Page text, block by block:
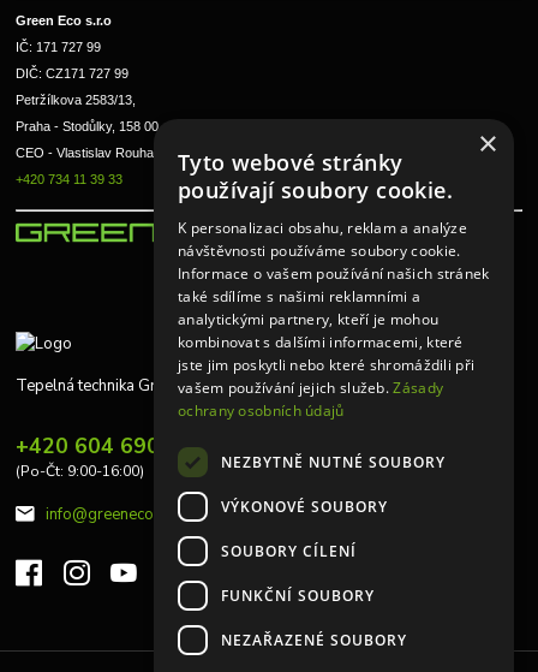
Green Eco s.r.o
IČ: 171 727 99
DIČ: CZ171 727 99
Petržílkova 2583/13,
Praha - Stodůlky, 158 00
CEO - Vlastislav Rouha ml.
+420 734 11 39 33
Tepelná technika Greeneco
+420 604 690 848
(Po-Čt: 9:00-16:00)
info@greeneco.cz
×
Tyto webové stránky
používají soubory cookie.
K personalizaci obsahu, reklam a analýze
návštěvnosti používáme soubory cookie.
Informace o vašem používání našich stránek
také sdílíme s našimi reklamními a
analytickými partnery, kteří je mohou
kombinovat s dalšími informacemi, které
jste jim poskytli nebo které shromáždili při
vašem používání jejich služeb.Zásady
ochrany osobních údajů
NEZBYTNĚ NUTNÉ SOUBORY
VÝKONOVÉ SOUBORY
SOUBORY CÍLENÍ
FUNKČNÍ SOUBORY
NEZAŘAZENÉ SOUBORY